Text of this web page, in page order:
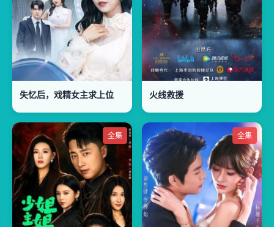
失忆后，戏精女主求上位 火线救援
全集 全集